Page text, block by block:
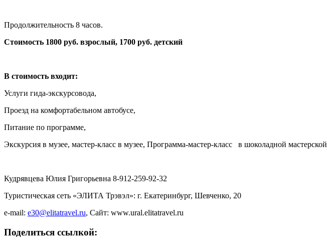
Продолжительность 8 часов.
Стоимость 1800 руб. взрослый, 1700 руб. детский
В стоимость входит:
Услуги гида-экскурсовода,
Проезд на комфортабельном автобусе,
Питание по программе,
Экскурсия в музее, мастер-класс в музее, Программа-мастер-класс в шоколадной мастерской
Кудрявцева Юлия Григорьевна 8-912-259-92-32
Туристическая сеть «ЭЛИТА Трэвэл»: г. Екатеринбург, Шевченко, 20
e-mail: e30@elitatravel.ru, Сайт: www.ural.elitatravel.ru
Поделиться ссылкой: